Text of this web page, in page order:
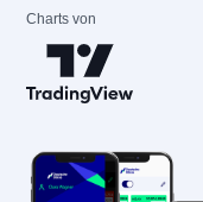
Charts von